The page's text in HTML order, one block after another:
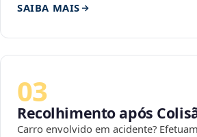
SAIBA MAIS
03
Recolhimento após
Carro envolvido em acidente?